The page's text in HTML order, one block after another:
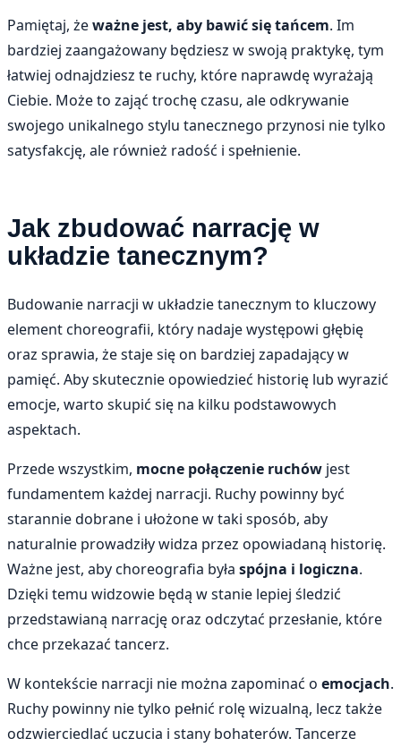
Pamiętaj, żeważne jest, aby bawić się tańcem. Im
bardziej zaangażowany będziesz w swoją praktykę, tym
łatwiej odnajdziesz te ruchy, które naprawdę wyrażają
Ciebie. Może to zająć trochę czasu, ale odkrywanie
swojego unikalnego stylu tanecznego przynosi nie tylko
satysfakcję, ale również radość i spełnienie.
Jak zbudować narrację w
układzie tanecznym?
Budowanie narracji w układzie tanecznym to kluczowy
element choreografii, który nadaje występowi głębię
oraz sprawia, że staje się on bardziej zapadający w
pamięć. Aby skutecznie opowiedzieć historię lub wyrazić
emocje, warto skupić się na kilku podstawowych
aspektach.
Przede wszystkim, mocne połączenie ruchów jest
fundamentem każdej narracji. Ruchy powinny być
starannie dobrane i ułożone w taki sposób, aby
naturalnie prowadziły widza przez opowiadaną historię.
Ważne jest, aby choreografia była spójna i logiczna.
Dzięki temu widzowie będą w stanie lepiej śledzić
przedstawianą narrację oraz odczytać przesłanie, które
chce przekazać tancerz.
W kontekście narracji nie można zapominać o emocjach.
Ruchy powinny nie tylko pełnić rolę wizualną, lecz także
odzwierciedlać uczucia i stany bohaterów. Tancerze